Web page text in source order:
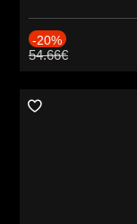
-20%
54.66€